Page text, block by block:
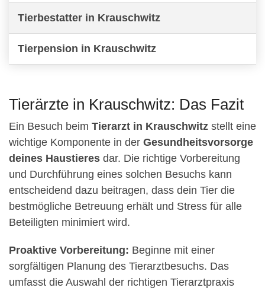
Tierbestatter in Krauschwitz
Tierpension in Krauschwitz
Tierärzte in Krauschwitz: Das Fazit
Ein Besuch beim Tierarzt in Krauschwitz stellt eine
wichtige Komponente in der Gesundheitsvorsorge
deines Haustieres dar. Die richtige Vorbereitung
und Durchführung eines solchen Besuchs kann
entscheidend dazu beitragen, dass dein Tier die
bestmögliche Betreuung erhält und Stress für alle
Beteiligten minimiert wird.
Proaktive Vorbereitung: Beginne mit einer
sorgfältigen Planung des Tierarztbesuchs. Das
umfasst die Auswahl der richtigen Tierarztpraxis